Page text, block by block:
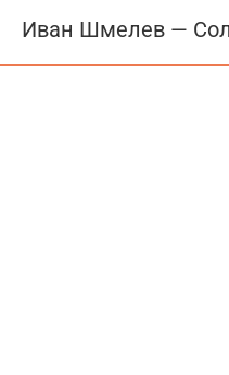
Иван Шмелев —